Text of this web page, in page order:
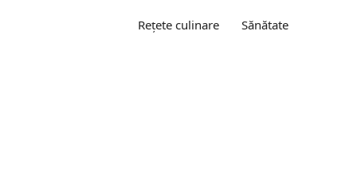
Rețete culinare Sănătate